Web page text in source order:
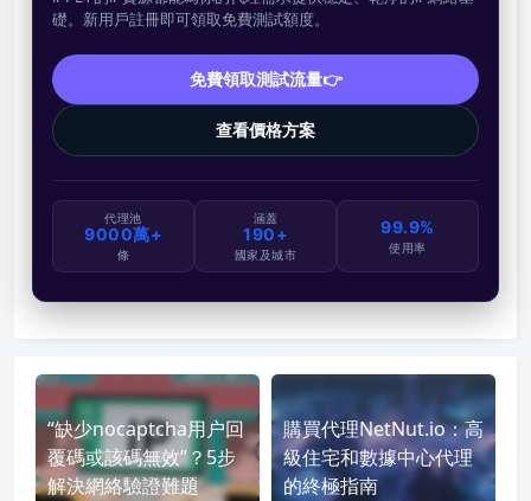
礎。新用戶註冊即可領取免費測試額度。
免費領取測試流量👉
查看價格方案
代理池
9000萬+
條
涵蓋
190+
國家及城市
99.9%
使用率
“缺少nocaptcha用户回
覆碼或該碼無效”？5步
解決網絡驗證難題
購買代理NetNut.io：高
級住宅和數據中心代理
的終極指南